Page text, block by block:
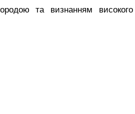
та визнанням високого